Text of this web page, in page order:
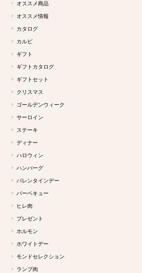
オススメ商品
オススメ情報
カタログ
カルビ
ギフト
ギフトカタログ
ギフトセット
クリスマス
ゴールデンウィーク
サーロイン
ステーキ
ディナー
ハロウィン
ハンバーグ
バレンタインデー
バーベキュー
ヒレ肉
プレゼント
ホルモン
ホワイトデー
モンドセレクション
ランプ肉